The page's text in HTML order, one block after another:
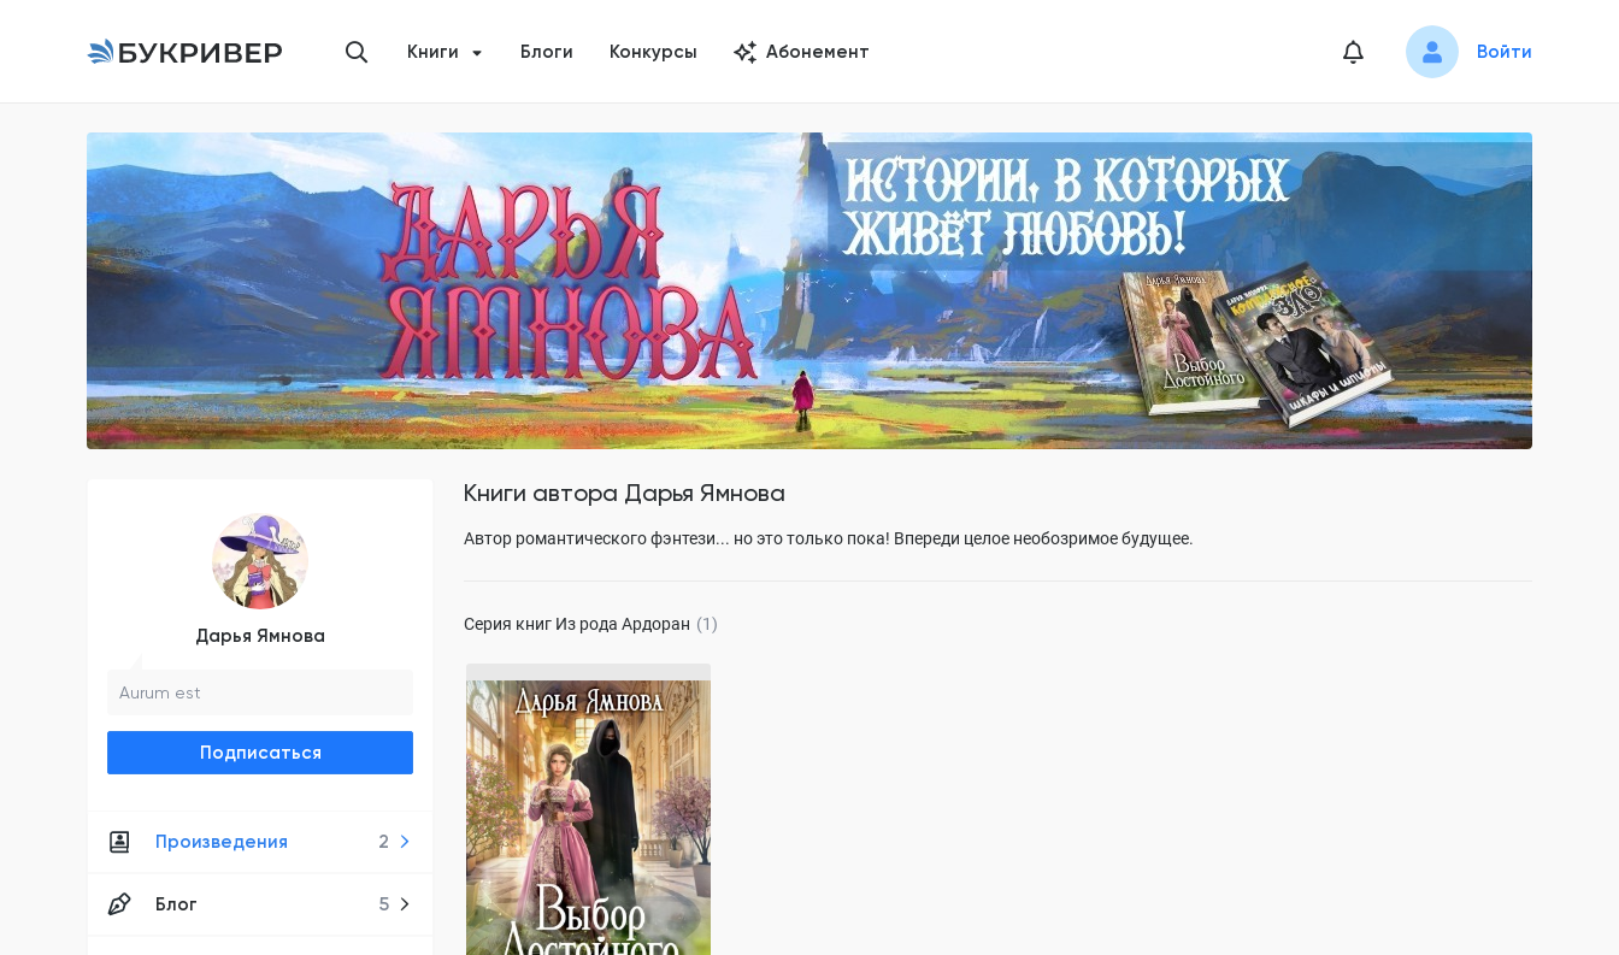
Книги Блоги Конкурсы Абонемент Войти
Дарья Ямнова
Aurum est
Подписаться
Произведения 2
Блог 5
Книги автора Дарья Ямнова
Автор романтического фэнтези... но это только пока! Впереди целое необозримое будущее.
Серия книг Из рода Ардоран (1)
Выбор Достойного
Дарья Ямнова
ПОЛНОСТЬЮ
604.5K
романтика и любовь
первая любовь
магия и приключения